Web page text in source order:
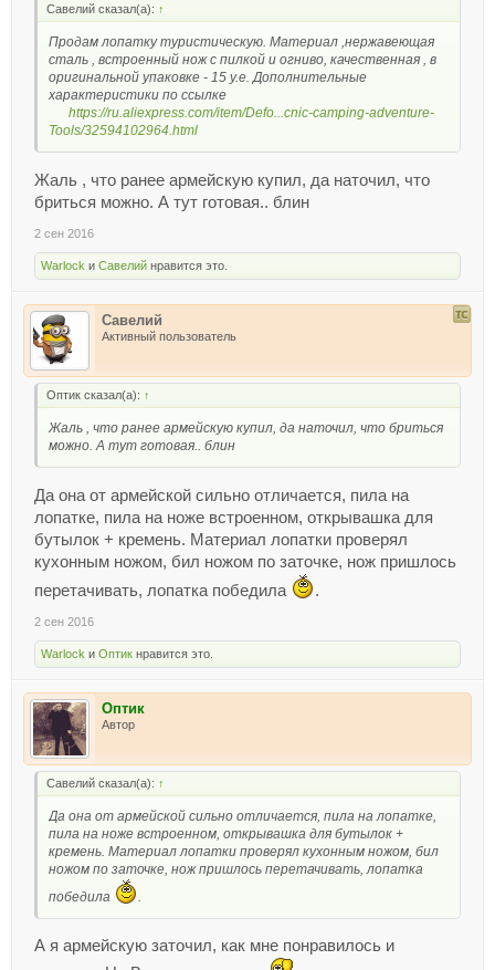
Савелий сказал(а): ↑
Продам лопатку туристическую. Материал ,нержавеющая
сталь , встроенный нож с пилкой и огниво, качественная , в
оригинальной упаковке - 15 у.е. Дополнительные
характеристики по ссылке
https://ru.aliexpress.com/item/Defo...cnic-camping-adventure-
Tools/32594102964.html
Жаль , что ранее армейскую купил, да наточил, что
бриться можно. А тут готовая.. блин
2 сен 2016
Warlock и Савелий нравится это.
Савелий
Активный пользователь
Оптик сказал(а): ↑
Жаль , что ранее армейскую купил, да наточил, что бриться
можно. А тут готовая.. блин
Да она от армейской сильно отличается, пила на
лопатке, пила на ноже встроенном, открывашка для
бутылок + кремень. Материал лопатки проверял
кухонным ножом, бил ножом по заточке, нож пришлось
перетачивать, лопатка победила
.
2 сен 2016
Warlock и Оптик нравится это.
Оптик
Автор
Савелий сказал(а): ↑
Да она от армейской сильно отличается, пила на лопатке,
пила на ноже встроенном, открывашка для бутылок +
кремень. Материал лопатки проверял кухонным ножом, бил
ножом по заточке, нож пришлось перетачивать, лопатка
победила
А я армейскую заточил, как мне понравилось и